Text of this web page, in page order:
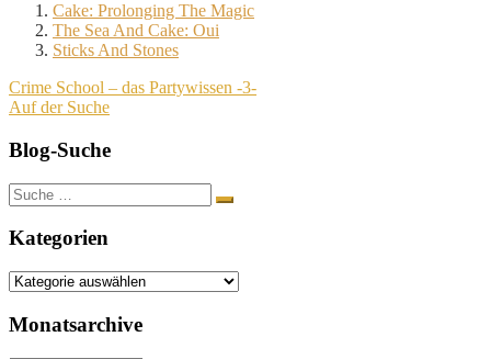
Cake: Prolonging The Magic
The Sea And Cake: Oui
Sticks And Stones
Beitragsnavigation
Crime School – das Partywissen -3-
Auf der Suche
Blog-Suche
Suche
nach:
Kategorien
Kategorien
Monatsarchive